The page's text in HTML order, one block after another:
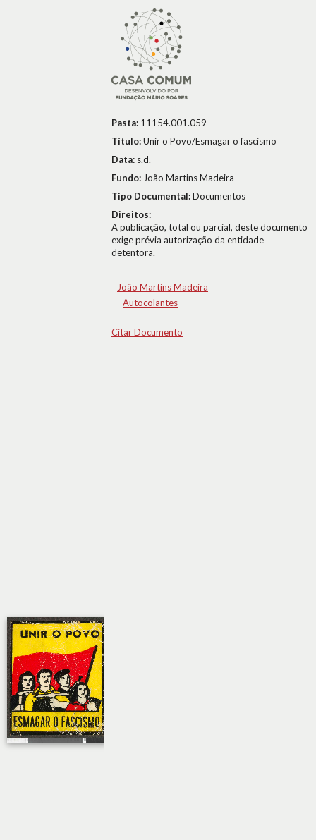
Pasta: 11154.001.059
Título:Unir o Povo/Esmagar o fascismo
Data: s.d.
Fundo: João Martins Madeira
Tipo Documental:Documentos
Direitos:
A publicação, total ou parcial, deste documento
exige prévia autorização da entidade
detentora.
João Martins Madeira
Autocolantes
Citar Documento